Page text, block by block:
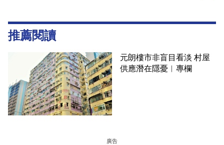
推薦閱讀
元朗樓市非盲目看淡 村屋
供應潛在隱憂︳專欄
廣告